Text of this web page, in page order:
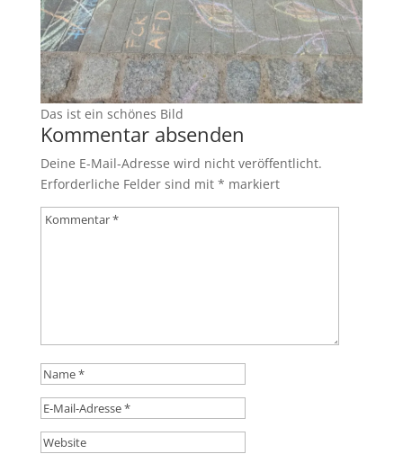
Das ist ein schönes Bild
Kommentar absenden
Deine E-Mail-Adresse wird nicht veröffentlicht.
Erforderliche Felder sind mit * markiert